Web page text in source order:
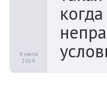
9 июля
2019